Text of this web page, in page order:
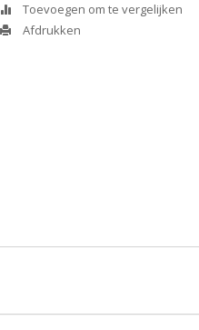
Toevoegen om te vergelijken
Afdrukken